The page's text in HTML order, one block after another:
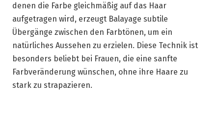
denen die Farbe gleichmäßig auf das Haar
aufgetragen wird, erzeugt Balayage subtile
Übergänge zwischen den Farbtönen, um ein
natürliches Aussehen zu erzielen. Diese Technik ist
besonders beliebt bei Frauen, die eine sanfte
Farbveränderung wünschen, ohne ihre Haare zu
stark zu strapazieren.